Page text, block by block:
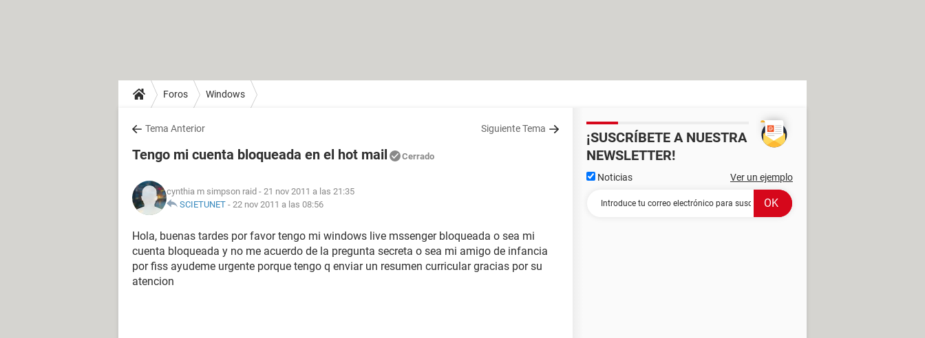
Foros Windows
Tema Anterior Siguiente Tema
Tengo mi cuenta bloqueada en el hot mail Cerrado
cynthia m simpson raid - 21 nov 2011 a las 21:35
SCIETUNET - 22 nov 2011 a las 08:56
Hola, buenas tardes por favor tengo mi windows live mssenger bloqueada o sea mi
cuenta bloqueada y no me acuerdo de la pregunta secreta o sea mi amigo de infancia
por fiss ayudeme urgente porque tengo q enviar un resumen curricular gracias por su
atencion
¡SUSCRÍBETE A NUESTRA
NEWSLETTER!
Noticias Ver un ejemplo